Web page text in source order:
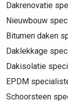
Dakrenovatie
Nieuwbouw
Bitumen daken
Daklekkage
Dakisolatie
EPDM
Schoorsteen